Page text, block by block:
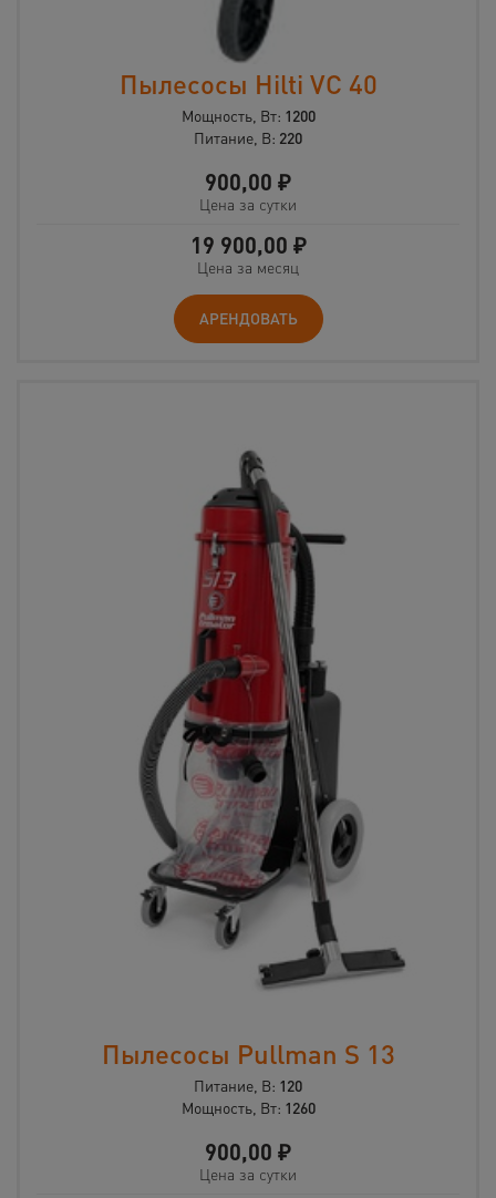
Пылесосы Hilti VC 40
Мощность, Вт: 1200
Питание, В: 220
900,00 ₽
Цена за сутки
19 900,00 ₽
Цена за месяц
АРЕНДОВАТЬ
Пылесосы Pullman S 13
Питание, В: 120
Мощность, Вт: 1260
900,00 ₽
Цена за сутки